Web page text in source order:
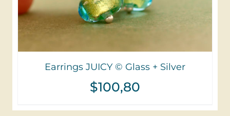
Earrings JUICY © Glass + Silver
$100,80